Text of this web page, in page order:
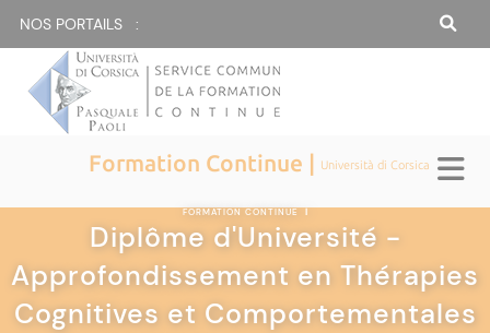
NOS PORTAILS :
Formation Continue | Università di Corsica
FORMATION CONTINUE |
Diplôme d'Université -
Approfondissement en Thérapies
Cognitives et Comportementales